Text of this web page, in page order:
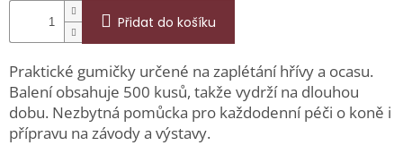
Přidat do košíku
Praktické gumičky určené na zaplétání hřívy a ocasu.
Balení obsahuje 500 kusů, takže vydrží na dlouhou
dobu. Nezbytná pomůcka pro každodenní péči o koně i
přípravu na závody a výstavy.